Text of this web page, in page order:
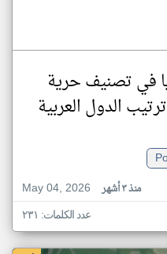
في تصنيف حرية
الدول العربية
May 04, 2026
منذ ٣ أشهر
عدد الكلمات: ٢٣١